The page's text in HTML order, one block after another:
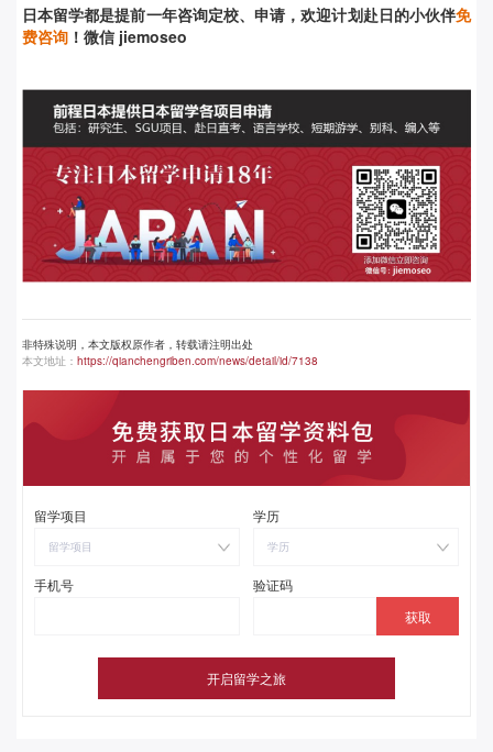
日本留学都是提前一年咨询定校、申请，欢迎计划赴日的小伙伴免
费咨询 ！微信 jiemoseo
非特殊说明，本文版权原作者，转载请注明出处
本文地址： https://qianchengriben.com/news/detail/id/7138
留学项目
留学项目
学历
学历
手机号 验证码